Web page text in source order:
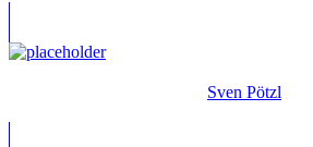
Sven Pötzl